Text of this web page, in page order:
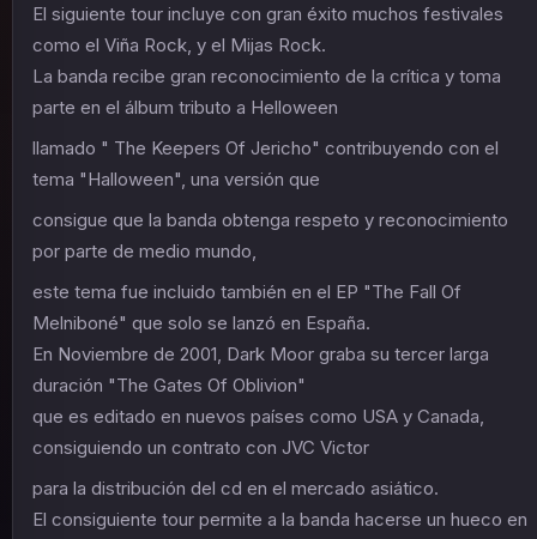
El siguiente tour incluye con gran éxito muchos festivales
como el Viña Rock, y el Mijas Rock.
La banda recibe gran reconocimiento de la crítica y toma
parte en el álbum tributo a Helloween
llamado " The Keepers Of Jericho" contribuyendo con el
tema "Halloween", una versión que
consigue que la banda obtenga respeto y reconocimiento
por parte de medio mundo,
este tema fue incluido también en el EP "The Fall Of
Melniboné" que solo se lanzó en España.
En Noviembre de 2001, Dark Moor graba su tercer larga
duración "The Gates Of Oblivion"
que es editado en nuevos países como USA y Canada,
consiguiendo un contrato con JVC Victor
para la distribución del cd en el mercado asiático.
El consiguiente tour permite a la banda hacerse un hueco en